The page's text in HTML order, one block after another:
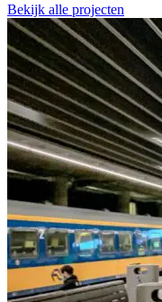
Bekijk alle projecten